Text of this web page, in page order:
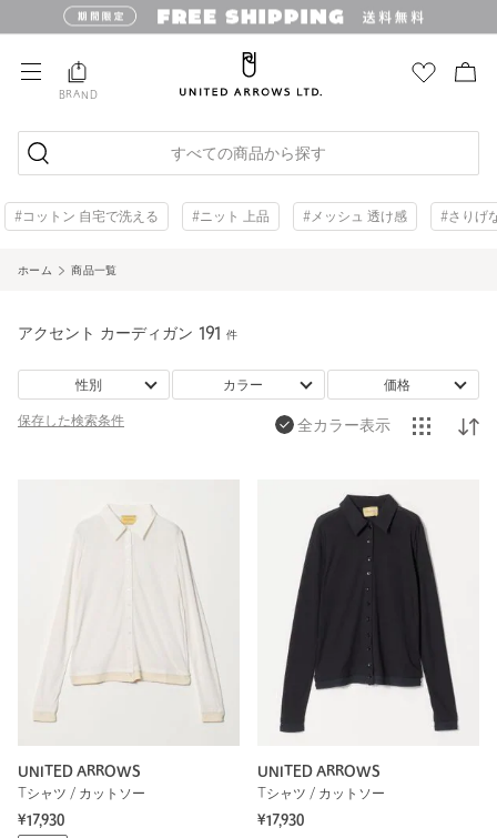
BRAND
すべての商品から探す
#コットン 自宅で洗える #ニット 上品 #メッシュ 透け感 #さりげ
ホーム 商品一覧
アクセント カーディガン 191 件
性別 カラー 価格
保存した検索条件 全カラー表示
UNITED ARROWS
Tシャツ / カットソー
¥17,930
UNITED ARROWS
Tシャツ / カットソー
¥17,930